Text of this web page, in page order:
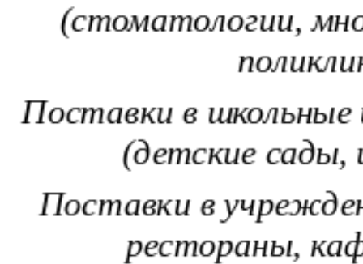
(стоматологии,
Поставки в
(детские
Поставки в
рестораны,